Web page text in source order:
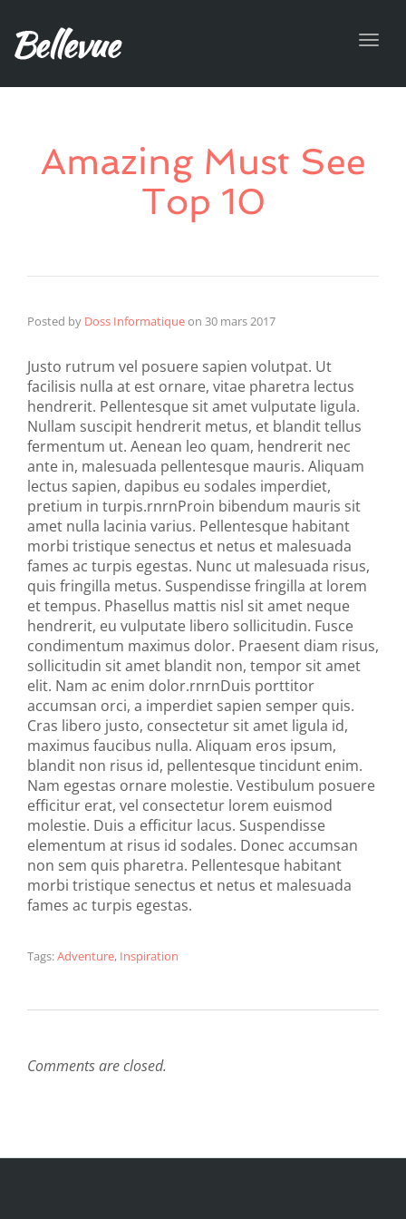
Amazing Must See
Top 10
Posted by Doss Informatiqueon 30 mars 2017
Justo rutrum vel posuere sapien volutpat. Ut
facilisis nulla at est ornare, vitae pharetra lectus
hendrerit. Pellentesque sit amet vulputate ligula.
Nullam suscipit hendrerit metus, et blandit tellus
fermentum ut. Aenean leo quam, hendrerit nec
ante in, malesuada pellentesque mauris. Aliquam
lectus sapien, dapibus eu sodales imperdiet,
pretium in turpis.rnrnProin bibendum mauris sit
amet nulla lacinia varius. Pellentesque habitant
morbi tristique senectus et netus et malesuada
fames ac turpis egestas. Nunc ut malesuada risus,
quis fringilla metus. Suspendisse fringilla at lorem
et tempus. Phasellus mattis nisl sit amet neque
hendrerit, eu vulputate libero sollicitudin. Fusce
condimentum maximus dolor. Praesent diam risus,
sollicitudin sit amet blandit non, tempor sit amet
elit. Nam ac enim dolor.rnrnDuis porttitor
accumsan orci, a imperdiet sapien semper quis.
Cras libero justo, consectetur sit amet ligula id,
maximus faucibus nulla. Aliquam eros ipsum,
blandit non risus id, pellentesque tincidunt enim.
Nam egestas ornare molestie. Vestibulum posuere
efficitur erat, vel consectetur lorem euismod
molestie. Duis a efficitur lacus. Suspendisse
elementum at risus id sodales. Donec accumsan
non sem quis pharetra. Pellentesque habitant
morbi tristique senectus et netus et malesuada
fames ac turpis egestas.
Tags:Adventure, Inspiration
Comments are closed.